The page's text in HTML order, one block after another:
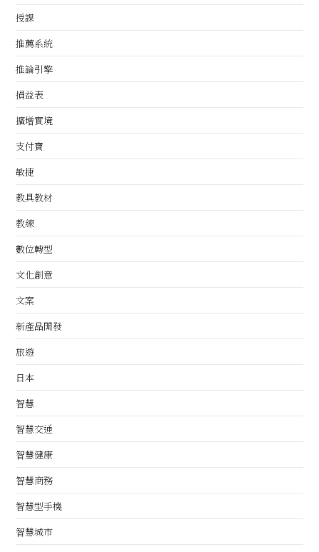
授課
推薦系統
推論引擎
損益表
擴增實境
支付寶
敏捷
教具教材
教練
數位轉型
文化創意
文案
新產品開發
旅遊
日本
智慧
智慧交通
智慧健康
智慧商務
智慧型手機
智慧城市